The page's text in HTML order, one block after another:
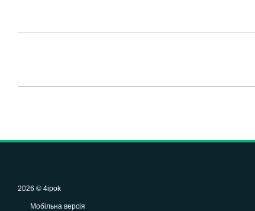
2026 © 4ipok
Мобільна версія